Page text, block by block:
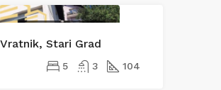
Stari Grad
5 3 104